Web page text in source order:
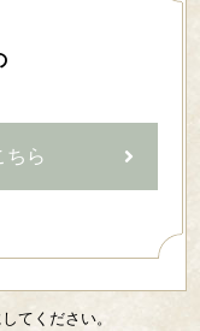
ちら
てください。